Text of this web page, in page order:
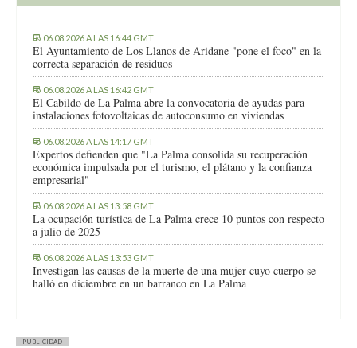
06.08.2026 A LAS 16:44 GMT
El Ayuntamiento de Los Llanos de Aridane "pone el foco" en la
correcta separación de residuos
06.08.2026 A LAS 16:42 GMT
El Cabildo de La Palma abre la convocatoria de ayudas para
instalaciones fotovoltaicas de autoconsumo en viviendas
06.08.2026 A LAS 14:17 GMT
Expertos defienden que "La Palma consolida su recuperación
económica impulsada por el turismo, el plátano y la confianza
empresarial"
06.08.2026 A LAS 13:58 GMT
La ocupación turística de La Palma crece 10 puntos con respecto
a julio de 2025
06.08.2026 A LAS 13:53 GMT
Investigan las causas de la muerte de una mujer cuyo cuerpo se
halló en diciembre en un barranco en La Palma
PUBLICIDAD